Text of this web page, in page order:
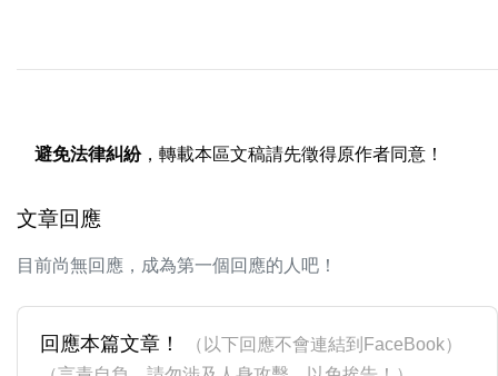
避免法律糾紛，轉載本區文稿請先徵得原作者同意！
文章回應
目前尚無回應，成為第一個回應的人吧！
回應本篇文章！
（以下回應不會連結到FaceBook）